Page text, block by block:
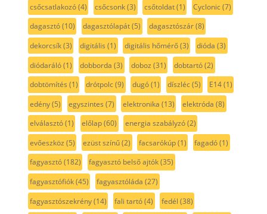
csőcsatlakozó(4) csőcsonk(3) csőtoldat(1) Cyclonic(7)
dagasztó(10) dagasztólapát(5) dagasztószár(8)
dekorcsík(3) digitális (1) digitális hőmérő(3) dióda (3)
diódaráló(1) dobborda (3) doboz (31) dobtartó(2)
dobtömítés (1) drótpolc(9) dugó(1) díszléc(5) E14(1)
edény(5) egyszintes (7) elektronika (13) elektróda (8)
elválasztó(1) előlap(60) energia szabályzó(2)
evőeszköz (5) ezüst színű(2) facsarókúp(1) fagadó(1)
fagyasztó(182) fagyasztó belső ajtók(35)
fagyasztófiók(45) fagyasztóláda (27)
fagyasztószekrény(14) fali tartó(4) fedél (38)